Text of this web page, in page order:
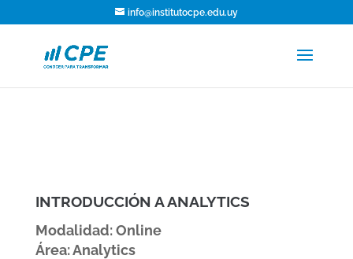
info@institutocpe.edu.uy
INTRODUCCIÓN A ANALYTICS
Modalidad: Online
Área: Analytics